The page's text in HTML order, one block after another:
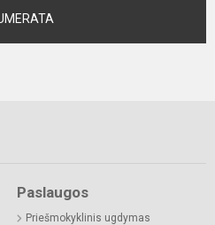
Paslaugos
Priešmokyklinis ugdymas